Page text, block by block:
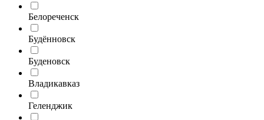
Белореченск
Будённовск
Буденовск
Владикавказ
Геленджик